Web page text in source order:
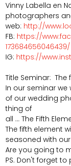
Vinny Labella en
photographers
web: http://
FB: https://
173684656046439/
IG: https://
Title Seminar: The
In our seminar
of our wedding
thing of
all ... The Fifth
The fifth element
seasoned with
Are you going to
PS. Don't forget